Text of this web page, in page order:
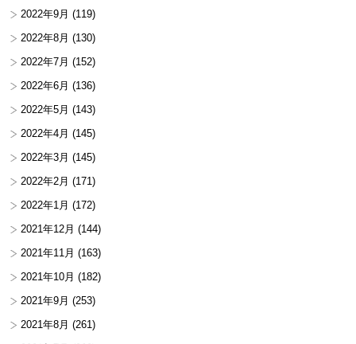
2022年9月 (119)
2022年8月 (130)
2022年7月 (152)
2022年6月 (136)
2022年5月 (143)
2022年4月 (145)
2022年3月 (145)
2022年2月 (171)
2022年1月 (172)
2021年12月 (144)
2021年11月 (163)
2021年10月 (182)
2021年9月 (253)
2021年8月 (261)